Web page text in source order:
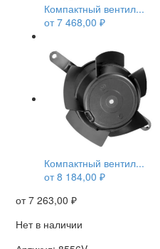
Компактный вентил...
от7 468,00 ₽
Компактный вентил...
от8 184,00 ₽
от7 263,00 ₽
Нет в наличии